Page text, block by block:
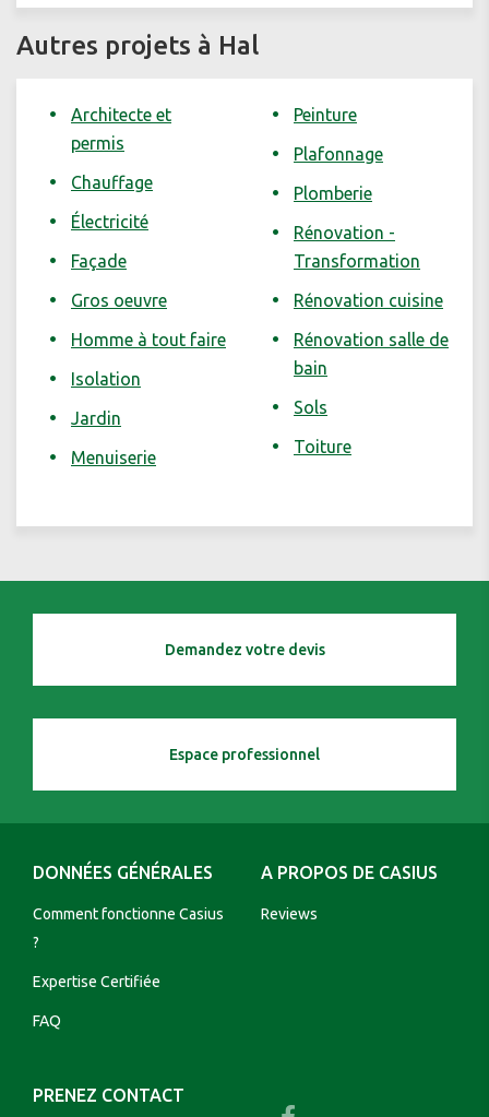
Autres projets à Hal
Architecte et
permis
Chauffage
Électricité
Façade
Gros oeuvre
Homme à tout faire
Isolation
Jardin
Menuiserie
Peinture
Plafonnage
Plomberie
Rénovation -
Transformation
Rénovation cuisine
Rénovation salle de
bain
Sols
Toiture
Demandez votre devis
Espace professionnel
DONNÉES GÉNÉRALES
Comment fonctionne Casius
?
Expertise Certifiée
FAQ
A PROPOS DE CASIUS
Reviews
PRENEZ CONTACT